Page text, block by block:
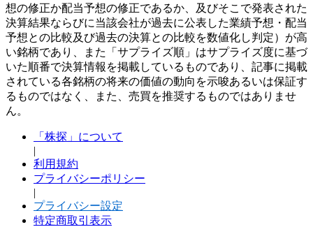
想の修正か配当予想の修正であるか、及びそこで発表された
決算結果ならびに当該会社が過去に公表した業績予想・配当
予想との比較及び過去の決算との比較を数値化し判定）が高
い銘柄であり、また「サプライズ順」はサプライズ度に基づ
いた順番で決算情報を掲載しているものであり、記事に掲載
されている各銘柄の将来の価値の動向を示唆あるいは保証す
るものではなく、また、売買を推奨するものではありませ
ん。
「株探」について
|
利用規約
プライバシーポリシー
|
プライバシー設定
特定商取引表示